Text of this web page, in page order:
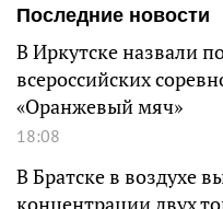
Последние новости
В Иркутске назвали
всероссийских
«Оранжевый мяч»
18:08
В Братске в воздухе